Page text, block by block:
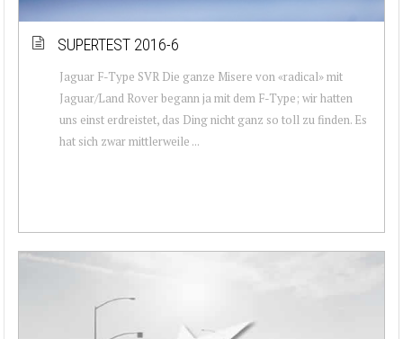
SUPERTEST 2016-6
Jaguar F-Type SVR Die ganze Misere von «radical» mit
Jaguar/Land Rover begann ja mit dem F-Type; wir hatten
uns einst erdreistet, das Ding nicht ganz so toll zu finden. Es
hat sich zwar mittlerweile ...